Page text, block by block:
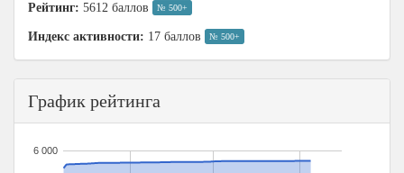
Рейтинг: 5612 баллов № 500+
Индекс активности: 17 баллов № 500+
График рейтинга
6 000